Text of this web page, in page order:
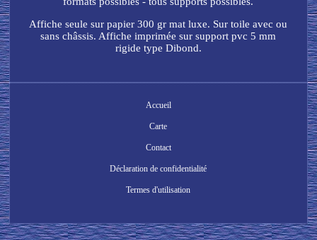
Affiche seule sur papier 300 gr mat luxe. Sur toile avec ou
sans châssis. Affiche imprimée sur support pvc 5 mm
rigide type Dibond.
Accueil
Carte
Contact
Déclaration de confidentialité
Termes d'utilisation